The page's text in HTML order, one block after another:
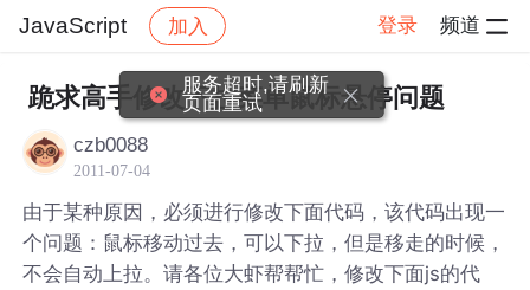
JavaScript 加入 登录 频道
社区 JavaScript 帖子详情
跪求高手修改下拉菜单鼠标悬停问题
czb0088
2011-07-04
由于某种原因，必须进行修改下面代码，该代码出现一
个问题：鼠标移动过去，可以下拉，但是移走的时候，
不会自动上拉。请各位大虾帮帮忙，修改下面js的代
服务超时,请刷新
页面重试